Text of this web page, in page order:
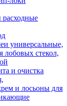
универсальные,
лобовых стекол,
и очистка
и лосьоны для